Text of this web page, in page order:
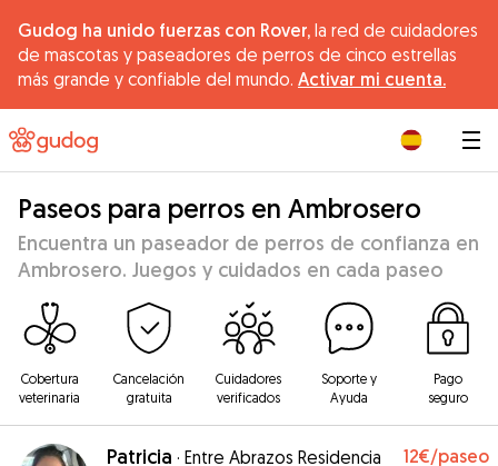
Gudog ha unido fuerzas con Rover, la red de cuidadores
de mascotas y paseadores de perros de cinco estrellas
más grande y confiable del mundo. Activar mi cuenta.
Paseos para perros en Ambrosero
Encuentra un paseador de perros de confianza en
Ambrosero. Juegos y cuidados en cada paseo
Cobertura
veterinaria
Cancelación
gratuita
Cuidadores
verificados
Soporte y
Ayuda
Pago
seguro
Patricia · Entre Abrazos Residencia
12€/paseo